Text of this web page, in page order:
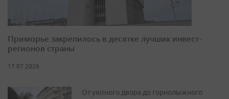
Приморье закрепилось в десятке лучших инвест-
регионов страны
17.07.2026
От уютного двора до горнолыжного